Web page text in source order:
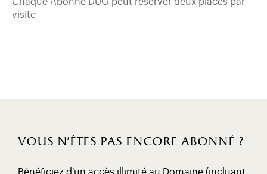
Chaque Abonné DUO peut réserver deux places par
visite
vous n'êtes pas encore abonné ?